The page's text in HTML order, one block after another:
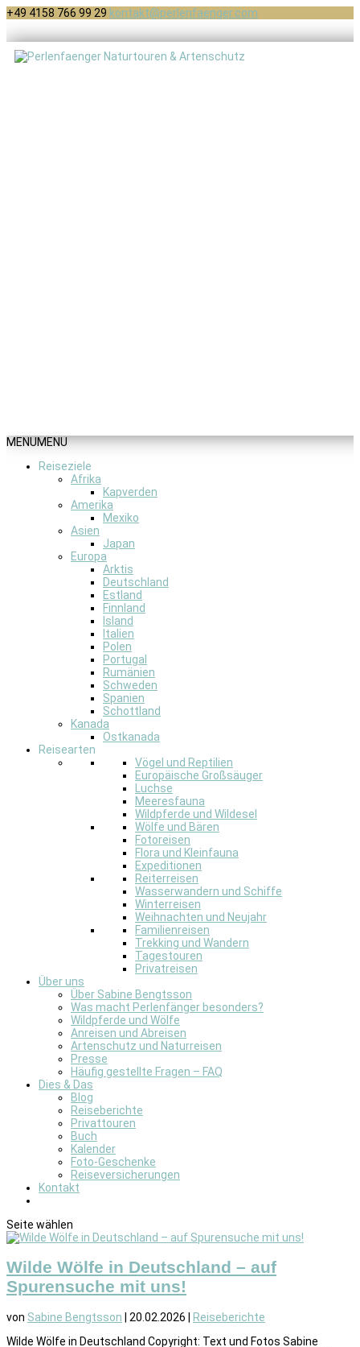
+49 4158 766 99 29 kontakt@perlenfaenger.com
MENUMENU
Reiseziele
Afrika
Kapverden
Amerika
Mexiko
Asien
Japan
Europa
Arktis
Deutschland
Estland
Finnland
Island
Italien
Polen
Portugal
Rumänien
Schweden
Spanien
Schottland
Kanada
Ostkanada
Reisearten
Vögel und Reptilien
Europäische Großsäuger
Luchse
Meeresfauna
Wildpferde und Wildesel
Wölfe und Bären
Fotoreisen
Flora und Kleinfauna
Expeditionen
Reiterreisen
Wasserwandern und Schiffe
Winterreisen
Weihnachten und Neujahr
Familienreisen
Trekking und Wandern
Tagestouren
Privatreisen
Über uns
Über Sabine Bengtsson
Was macht Perlenfänger besonders?
Wildpferde und Wölfe
Anreisen und Abreisen
Artenschutz und Naturreisen
Presse
Häufig gestellte Fragen – FAQ
Dies & Das
Blog
Reiseberichte
Privattouren
Buch
Kalender
Foto-Geschenke
Reiseversicherungen
Kontakt
Seite wählen
Wilde Wölfe in Deutschland – auf
Spurensuche mit uns!
von Sabine Bengtsson 20.02.2026
Reiseberichte
Wilde Wölfe in Deutschland Copyright: Text und Fotos Sabine